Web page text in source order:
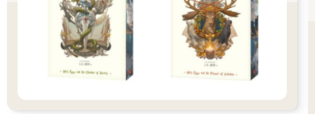
他沒頭沒腦吐出這句話實在很奇怪。看來這個怪小孩之謎的答案
就在這裏。夜晚逐漸降臨，我覺得有些冷。他發現了，因為他問
我：「你冷嗎？」